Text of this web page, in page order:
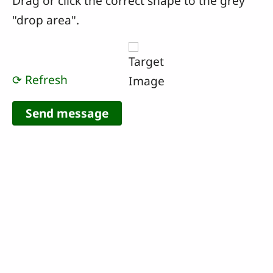
"drop area".
⟳ Refresh